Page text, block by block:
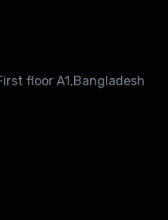
floor A1,Bangladesh